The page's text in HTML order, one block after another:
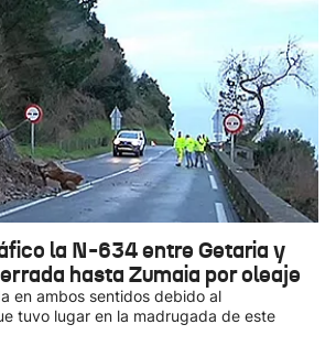
la N-634 entre Getaria y
hasta Zumaia por oleaje
en ambos sentidos debido al
tuvo lugar en la madrugada de este